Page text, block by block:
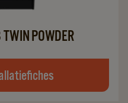
TWIN POWDER